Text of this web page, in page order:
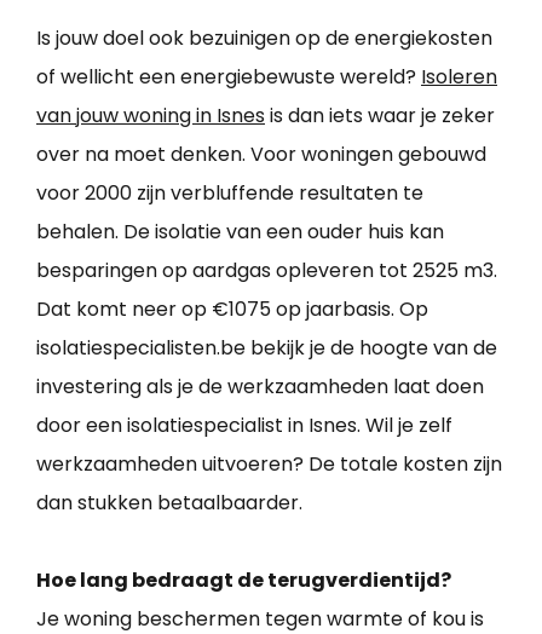
Is jouw doel ook bezuinigen op de energiekosten
of wellicht een energiebewuste wereld? Isoleren
van jouw woning in Isnesis dan iets waar je zeker
over na moet denken. Voor woningen gebouwd
voor 2000 zijn verbluffende resultaten te
behalen. De isolatie van een ouder huis kan
besparingen op aardgas opleveren tot 2525 m3.
Dat komt neer op €1075 op jaarbasis. Op
isolatiespecialisten.be bekijk je de hoogte van de
investering als je de werkzaamheden laat doen
door een isolatiespecialist in Isnes. Wil je zelf
werkzaamheden uitvoeren? De totale kosten zijn
dan stukken betaalbaarder.
Hoe lang bedraagt de terugverdientijd?
Je woning beschermen tegen warmte of kou is